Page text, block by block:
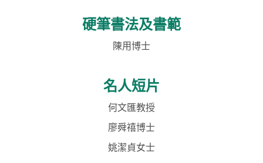
硬筆書法及書範
陳用博士
名人短片
何文匯教授
廖舜禧博士
姚潔貞女士